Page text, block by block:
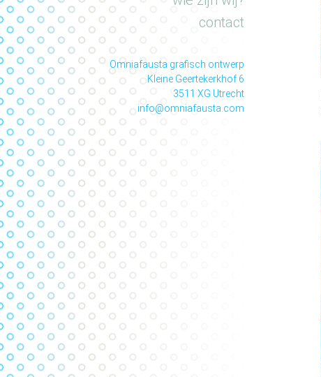
contact
Omniafausta grafisch ontwerp
Kleine Geertekerkhof 6
3511 XG Utrecht
info@omniafausta.com